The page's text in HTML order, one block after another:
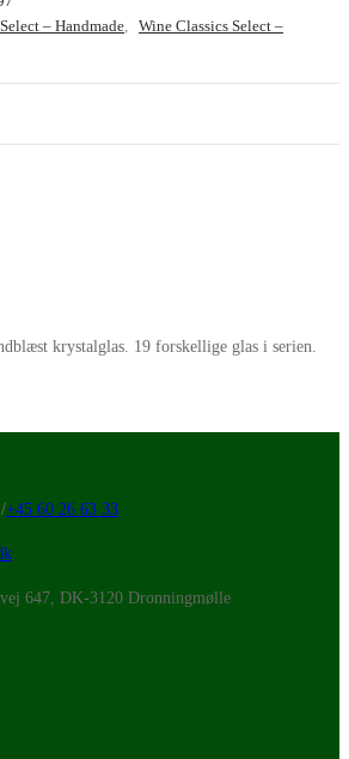
– Handmade,
Wine Classics Select –
krystalglas. 19 forskellige glas i serien.
/+45 60 26 63 33
647, DK-3120 Dronningmølle